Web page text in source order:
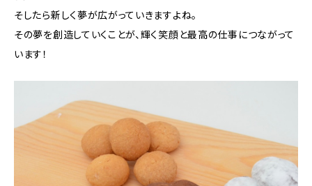
そしたら新しく夢が広がっていきますよね。
その夢を創造していくことが、輝く笑顔と最高の仕事につながって
います！